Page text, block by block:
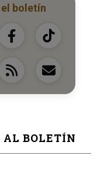
boletín
AL BOLETÍN